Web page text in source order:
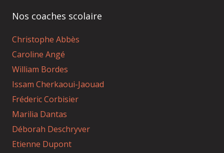
Nos coaches scolaire
Christophe Abbès
Caroline Angé
William Bordes
Issam Cherkaoui-Jaouad
Fréderic Corbisier
Marilia Dantas
Déborah Deschryver
Etienne Dupont